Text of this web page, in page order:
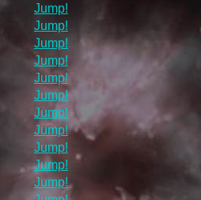
Jump!
Jump!
Jump!
Jump!
Jump!
Jump!
Jump!
Jump!
Jump!
Jump!
Jump!